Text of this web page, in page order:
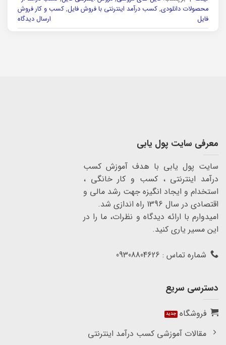
محصولات دانلودی, کسب درآمد اینترنتی با فروش فایل, کسب و کار فروش
فایل
ارسال دیدگاه
معرفی سایت پول یابی
سایت پول یابی با هدف آموزش کسب
درآمد اینترنتی ، کسب و کار خانگی ،
استخدام و ایجاد انگیزه جهت رشد مالی و
اقتصادی در سال 1396 راه اندازی شد.
امیدوارم با ارائه دیدگاه و نظرات، ما را در
این مسیر یاری کنید.
شماره تماس : 09308804626
دسترسی سریع
فروشگاه
مقالات آموزشی کسب درآمد اینترنتی